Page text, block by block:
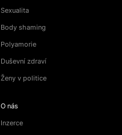
Sexualita
Body shaming
Polyamorie
Duševní zdraví
Ženy v politice
O nás
Inzerce